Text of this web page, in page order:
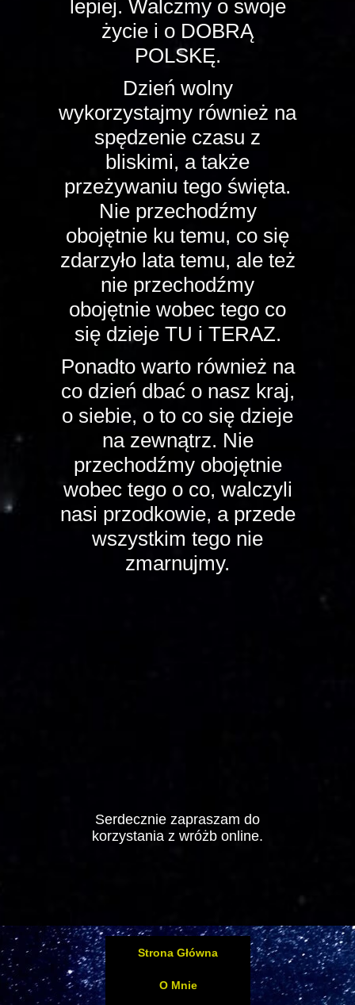
lepiej. Walczmy o swoje
życie i o DOBRĄ
POLSKĘ.
Dzień wolny
wykorzystajmy również na
spędzenie czasu z
bliskimi, a także
przeżywaniu tego święta.
Nie przechodźmy
obojętnie ku temu, co się
zdarzyło lata temu, ale też
nie przechodźmy
obojętnie wobec tego co
się dzieje TU i TERAZ.
Ponadto warto również na
co dzień dbać o nasz kraj,
o siebie, o to co się dzieje
na zewnątrz. Nie
przechodźmy obojętnie
wobec tego o co, walczyli
nasi przodkowie, a przede
wszystkim tego nie
zmarnujmy.
Serdecznie zapraszam do
korzystania z wróżb online.
Strona Główna
O Mnie